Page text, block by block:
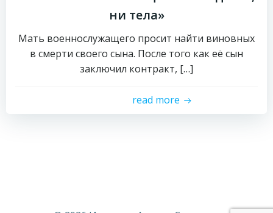
ни тела»
Мать военнослужащего просит найти виновных
в смерти своего сына. После того как её сын
заключил контракт, […]
read more